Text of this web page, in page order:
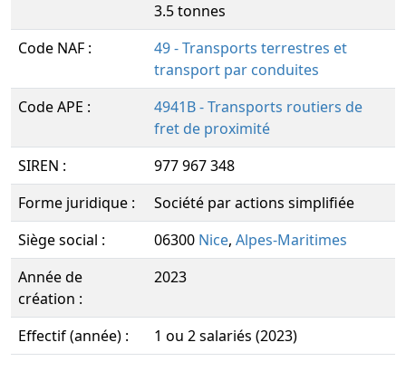
3.5 tonnes
Code NAF :
49 - Transports terrestres et
transport par conduites
Code APE :
4941B - Transports routiers de
fret de proximité
SIREN :
977 967 348
Forme juridique :
Société par actions simplifiée
Siège social :
06300 Nice, Alpes-Maritimes
Année de
création :
2023
Effectif (année) : 1 ou 2 salariés (2023)